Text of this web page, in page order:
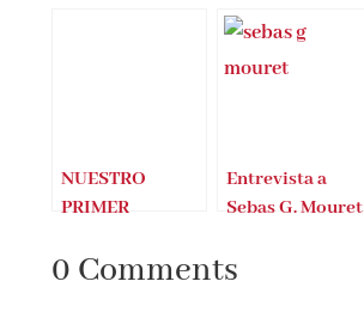
NUESTRO
PRIMER
Entrevista a
Sebas G. Mouret
verano)
0 Comments